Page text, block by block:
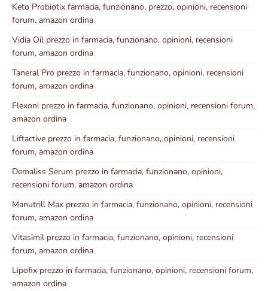
Keto Probiotix farmacia, funzionano, prezzo, opinioni, recensioni
forum, amazon ordina
Vidia Oil prezzo in farmacia, funzionano, opinioni, recensioni
forum, amazon ordina
Taneral Pro prezzo in farmacia, funzionano, opinioni, recensioni
forum, amazon ordina
Flexoni prezzo in farmacia, funzionano, opinioni, recensioni forum,
amazon ordina
Liftactive prezzo in farmacia, funzionano, opinioni, recensioni
forum, amazon ordina
Demaliss Serum prezzo in farmacia, funzionano, opinioni,
recensioni forum, amazon ordina
Manutrill Max prezzo in farmacia, funzionano, opinioni, recensioni
forum, amazon ordina
Vitasimil prezzo in farmacia, funzionano, opinioni, recensioni
forum, amazon ordina
Lipofix prezzo in farmacia, funzionano, opinioni, recensioni forum,
amazon ordina